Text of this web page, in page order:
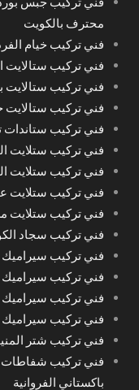
محترف بالكويت
فني تركيب خيام
فني تركيب ستالايت
فني تركيب ستالايت
فني تركيب ستالايت
فني تركيب
فني تركيب ستلايت البيان
فني تركيب ستلايت
فني تركيب ستلايت
فني تركيب ستلايت
فني تركيب سجاد
فني تركيب
فني تركيب سيراميك
فني تركيب سيراميك
فني تركيب سيراميك
فني تركيب شتر
فني تركيب شفاطات
باكستاني الفروانية